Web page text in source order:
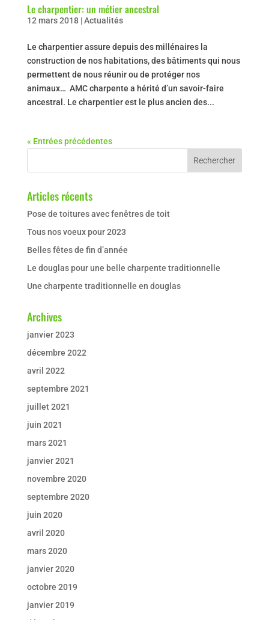
Le charpentier: un métier ancestral
12 mars 2018|Actualités
Le charpentier assure depuis des millénaires la
construction de nos habitations, des bâtiments qui nous
permettent de nous réunir ou de protéger nos
animaux… AMC charpente a hérité d’un savoir-faire
ancestral. Le charpentier est le plus ancien des...
« Entrées précédentes
Articles récents
Pose de toitures avec fenêtres de toit
Tous nos voeux pour 2023
Belles fêtes de fin d’année
Le douglas pour une belle charpente traditionnelle
Une charpente traditionnelle en douglas
Archives
janvier 2023
décembre 2022
avril 2022
septembre 2021
juillet 2021
juin 2021
mars 2021
janvier 2021
novembre 2020
septembre 2020
juin 2020
avril 2020
mars 2020
janvier 2020
octobre 2019
janvier 2019